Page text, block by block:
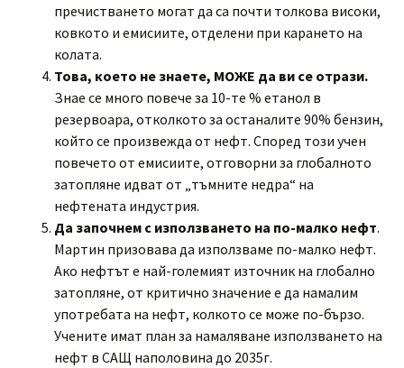
пречистването могат да са почти толкова високи,
ковкото и емисиите, отделени при карането на
колата.
Това, което не знаете, МОЖЕ да ви се отрази.
Знае се много повече за 10-те % етанол в
резервоара, отколкото за останалите 90% бензин,
който се произвежда от нефт. Според този учен
повечето от емисиите, отговорни за глобалното
затопляне идват от „тъмните недра“ на
нефтената индустрия.
Да започнем с използването на по-малко нефт.
Мартин призовава да използваме по-малко нефт.
Ако нефтът е най-големият източник на глобално
затопляне, от критично значение е да намалим
употребата на нефт, колкото се може по-бързо.
Учените имат план за намаляване използването на
нефт в САЩ наполовина до 2035г.